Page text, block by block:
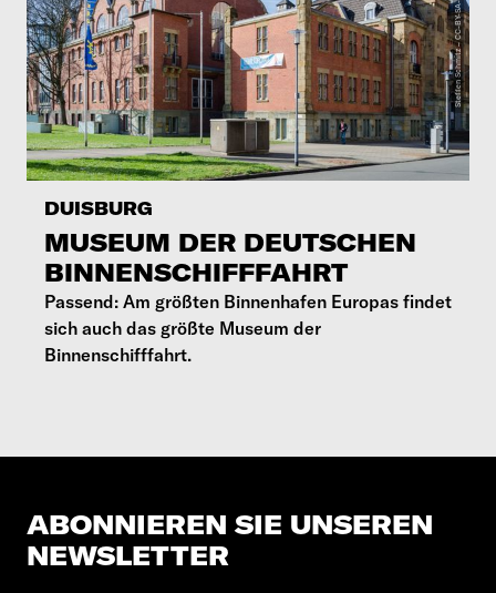
DUISBURG
MUSEUM DER DEUTSCHEN
BINNENSCHIFFFAHRT
Passend: Am größten Binnenhafen Europas findet
sich auch das größte Museum der
Binnenschifffahrt.
ABONNIEREN SIE UNSEREN
NEWSLETTER